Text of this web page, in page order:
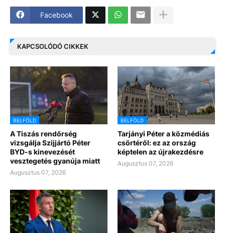
Facebook
KAPCSOLÓDÓ CIKKEK
BELFÖLD
A Tiszás rendőrség
vizsgálja Szijjártó Péter
BYD-s kinevezését
vesztegetés gyanúja miatt
Augusztus 07, 2026
BELFÖLD
Tarjányi Péter a közmédiás
csörtéről: ez az ország
képtelen az újrakezdésre
Augusztus 07, 2026